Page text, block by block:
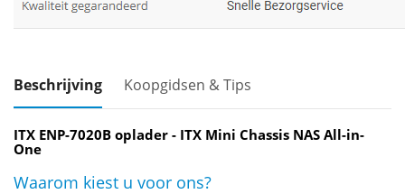
Beschrijving Koopgidsen & Tips
ITX ENP-7020B oplader - ITX Mini Chassis NAS All-in-
One
Waarom kiest u voor ons?